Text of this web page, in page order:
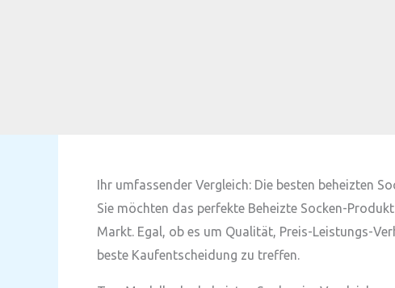
Ihr umfassender Vergleich: Die besten beheizten
Sie möchten das perfekte Beheizte Socken-
Markt. Egal, ob es um Qualität, Preis-Leistungs-
beste Kaufentscheidung zu treffen.